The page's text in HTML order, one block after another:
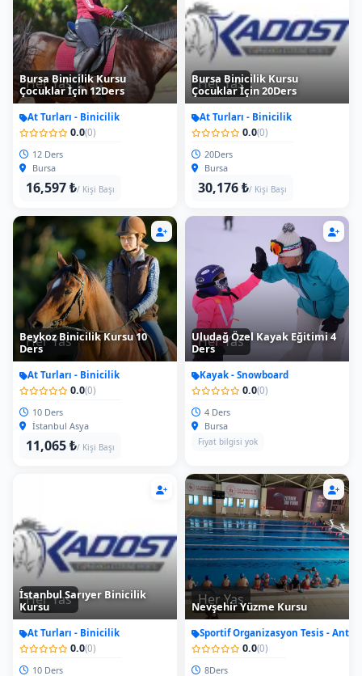
Her Yas
Bursa Binicilik Kursu
Çocuklar İçin 12Ders
At Turları - Binicilik
0.0(0)
12 Ders
Bursa
16,597 ₺/ Kişi Başı
Her Yas
Bursa Binicilik Kursu
Çocuklar İçin 20Ders
At Turları - Binicilik
0.0(0)
20Ders
Bursa
30,176 ₺/ Kişi Başı
Her Yas
Beykoz Binicilik Kursu 10
Ders
At Turları - Binicilik
0.0(0)
10 Ders
İstanbul Asya
11,065 ₺/ Kişi Başı
Her Yas
Uludağ Özel Kayak Eğitimi 4
Ders
Kayak - Snowboard
0.0(0)
4 Ders
Bursa
Fiyat bilgisi yok
Her Yas
İstanbul Sarıyer Binicilik
Kursu
At Turları - Binicilik
0.0(0)
10 Ders
Her Yas
Nevşehir Yüzme Kursu
Sportif Organizasyon Tesis -
0.0(0)
8Ders